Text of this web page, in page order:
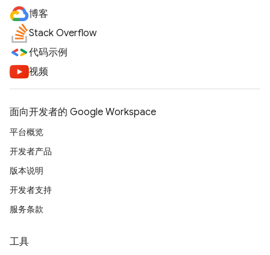
博客
Stack Overflow
代码示例
视频
面向开发者的 Google Workspace
平台概览
开发者产品
版本说明
开发者支持
服务条款
工具